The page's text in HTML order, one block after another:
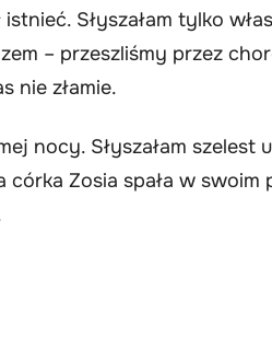
Słyszałam tylko
– przeszliśmy przez
nie złamie.
nocy. Słyszałam
córka Zosia spała w